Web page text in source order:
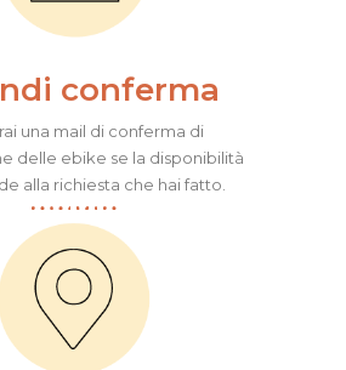
conferma
una mail di conferma di
delle ebike se la disponibilità
alla richiesta che hai fatto.